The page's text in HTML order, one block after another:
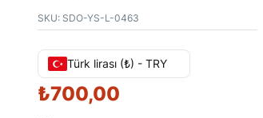
SKU: SDO-YS-L-0463
Türk lirası (₺) - TRY
₺700,00